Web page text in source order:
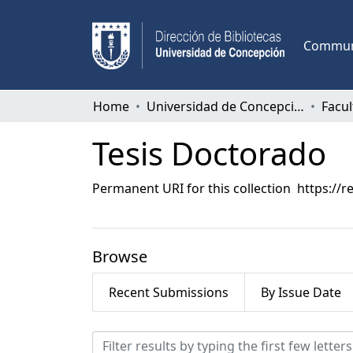
Home Universidad de Concepción
Tesis Doctorado
Permanent URI for this collection https://
Browse
Recent Submissions By Issue Date
Browsing Tesis